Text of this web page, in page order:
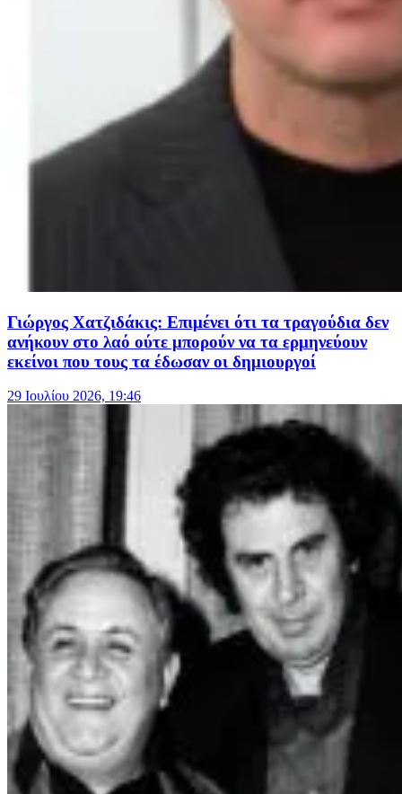
Γιώργος Χατζιδάκις: Επιμένει ότι τα τραγούδια δεν
ανήκουν στο λαό ούτε μπορούν να τα ερμηνεύουν
εκείνοι που τους τα έδωσαν οι δημιουργοί
29 Ιουλίου 2026, 19:46